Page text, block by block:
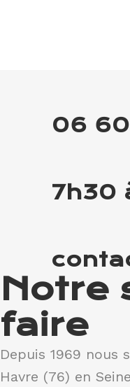
06
7h30
Notre
faire
Depuis 1969 nous
Havre (76) en